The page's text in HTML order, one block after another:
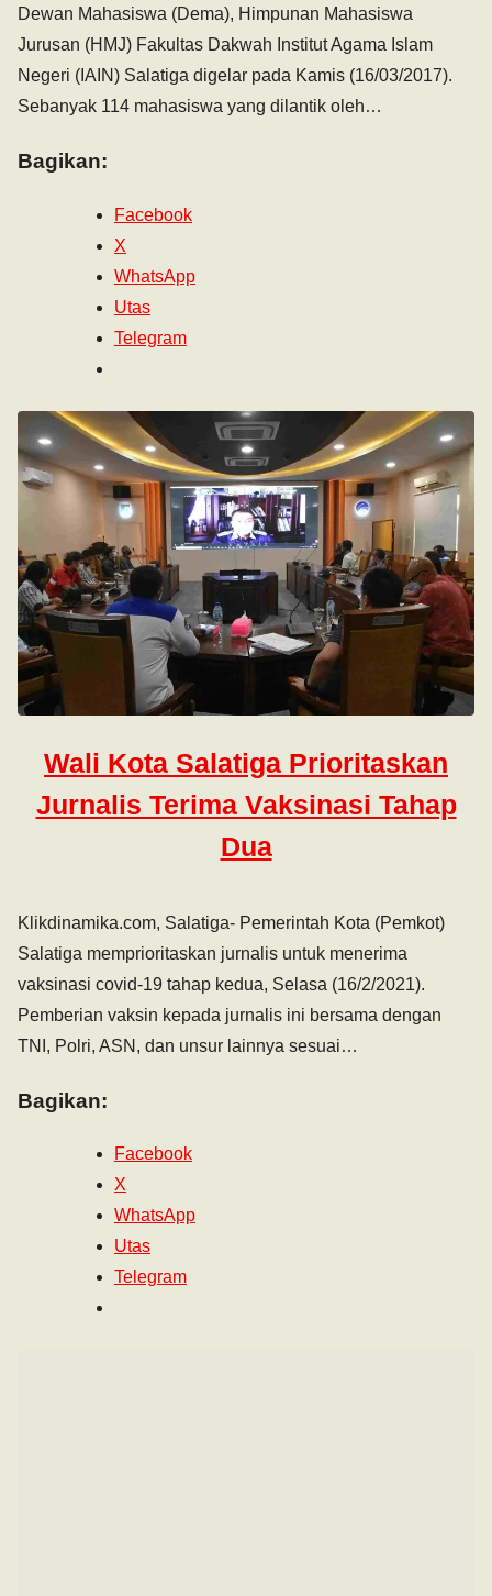
Dewan Mahasiswa (Dema), Himpunan Mahasiswa
Jurusan (HMJ) Fakultas Dakwah Institut Agama Islam
Negeri (IAIN) Salatiga digelar pada Kamis (16/03/2017).
Sebanyak 114 mahasiswa yang dilantik oleh…
Bagikan:
Facebook
X
WhatsApp
Utas
Telegram
Wali Kota Salatiga Prioritaskan
Jurnalis Terima Vaksinasi Tahap
Dua
Klikdinamika.com, Salatiga- Pemerintah Kota (Pemkot)
Salatiga memprioritaskan jurnalis untuk menerima
vaksinasi covid-19 tahap kedua, Selasa (16/2/2021).
Pemberian vaksin kepada jurnalis ini bersama dengan
TNI, Polri, ASN, dan unsur lainnya sesuai…
Bagikan:
Facebook
X
WhatsApp
Utas
Telegram